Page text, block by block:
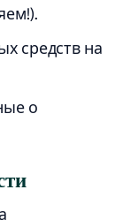
средств на
о